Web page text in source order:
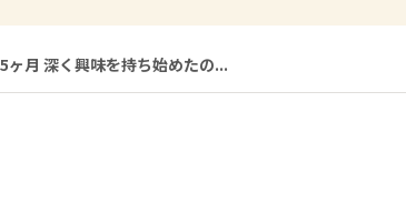
ヶ月 深く興味を持ち始めたの...